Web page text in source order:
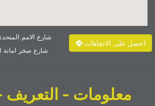
شارع الامم
شارع صخر امانة
احصل على الاتجاهات
معلومات -